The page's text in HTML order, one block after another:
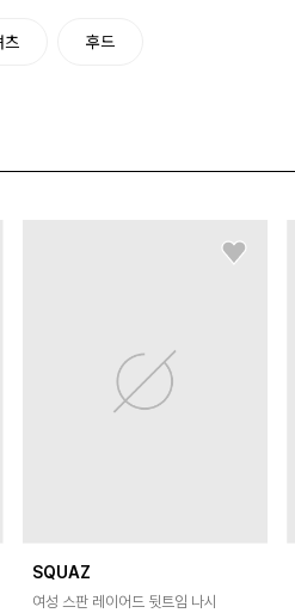
츠 후드
SQUAZ
여성 스판 레이어드 뒷트임 나시